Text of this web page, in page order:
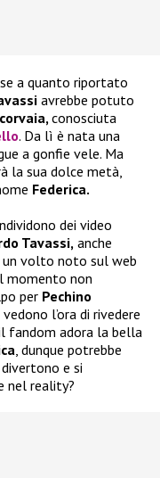
a quanto riportato
avrebbe potuto
conosciuta
. Da lì è nata una
a gonfie vele. Ma
la sua dolce metà,
Federica.
dei video
Tavassi, anche
volto noto sul web
momento non
per Pechino
l’ora di rivedere
fandom adora la bella
, dunque potrebbe
e si
nel reality?